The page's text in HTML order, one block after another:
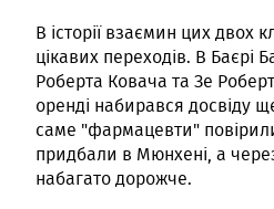
В історії взаємин цих двох
цікавих переходів. В Баєрі
Роберта Ковача та Зе
оренді набирався досвіду
саме "фармацевти"
придбали в Мюнхені, а
набагато дорожче.